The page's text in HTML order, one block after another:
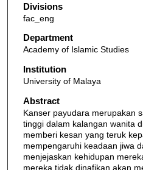
Divisions
fac_eng
Department
Academy of Islamic Studies
Institution
University of Malaya
Abstract
Kanser payudara merupakan
tinggi dalam kalangan wanita
memberi kesan yang teruk
mempengaruhi keadaan jiwa
menjejaskan kehidupan
mereka tidak dinafikan akan